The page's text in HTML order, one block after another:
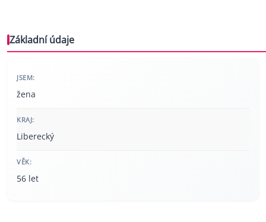
Základní údaje
JSEM:
žena
KRAJ:
Liberecký
VĚK:
56 let